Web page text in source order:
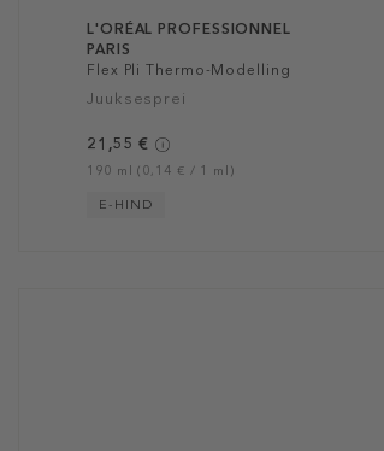
L'ORÉAL PROFESSIONNEL
PARIS
Flex Pli Thermo-Modelling
Spray
Juuksesprei
21,55 €
190 ml (0,14 € / 1 ml)
E-HIND